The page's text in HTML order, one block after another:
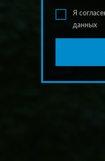
Я
данных